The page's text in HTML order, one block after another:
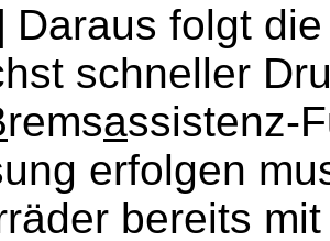
Daraus folgt
schneller
remsassistenz-
erfolgen
bereits